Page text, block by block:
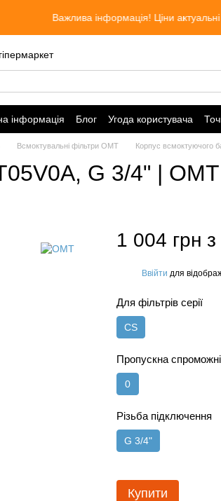
Важлива інформація! Ціни актуальні при
інформація Блог Угода користувача
Всмоктувальні фільтри OMT Корпус всмоктуючого
G 3/4" | OMT
1 004 грн
Ввійти для
Для фільтрів серії
CS
Пропускна
0
Різьба підключення
G 3/4"
Купити